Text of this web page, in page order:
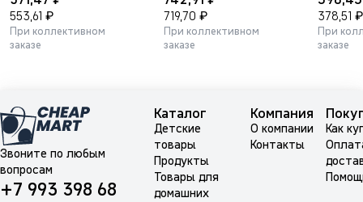
Манго и Жасмин
130мл.
553,61 ₽
При коллективном
заказе
Черешня 500мл.
719,70 ₽
При коллективном
заказе
378,51 ₽
При
заказе
Звоните по любым
вопросам
+7 993 398 68
Каталог
Детские
товары
Продукты
Товары для
домашних
Компания
О компании
Контакты
Как